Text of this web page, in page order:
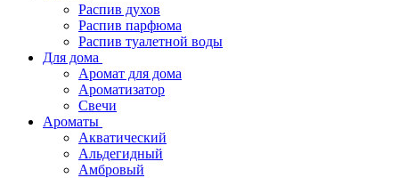
Распив духов
Распив парфюма
Распив туалетной воды
Для дома
Аромат для дома
Ароматизатор
Свечи
Ароматы
Акватический
Альдегидный
Амбровый